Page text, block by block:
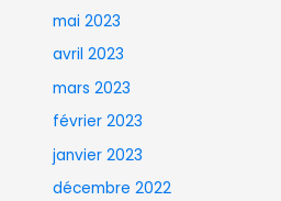
mai 2023
avril 2023
mars 2023
février 2023
janvier 2023
décembre 2022